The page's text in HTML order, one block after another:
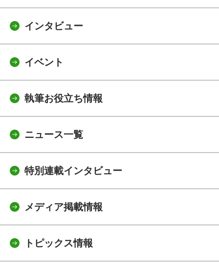
インタビュー
イベント
執筆お役立ち情報
ニュース一覧
特別連載インタビュー
メディア掲載情報
トピックス情報